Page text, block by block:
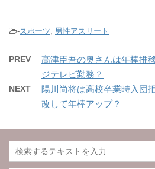
-スポーツ 男性アスリート
PREV
高津臣吾の奥さんは年棒推
ジテレビ勤務？
NEXT
陽川尚将は高校卒業時入団
改して年棒アップ？